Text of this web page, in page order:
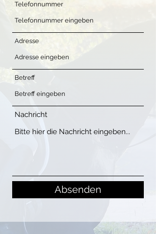
Telefonnummer
Adresse
Betreff
Nachricht
Absenden